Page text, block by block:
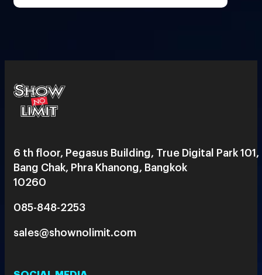
6 th floor, Pegasus Building, True Digital Park 101,
Bang Chak, Phra Khanong, Bangkok
10260
085-848-2253
sales@shownolimit.com